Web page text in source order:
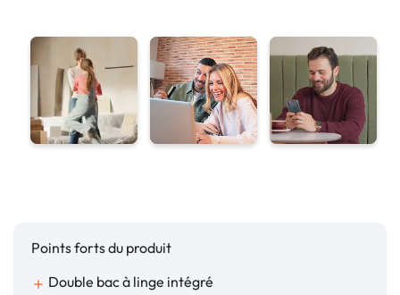
Points forts du produit
add Double bac à linge intégré